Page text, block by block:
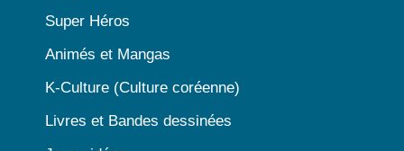
Super Héros
Animés et Mangas
K-Culture (Culture coréenne)
Livres et Bandes dessinées